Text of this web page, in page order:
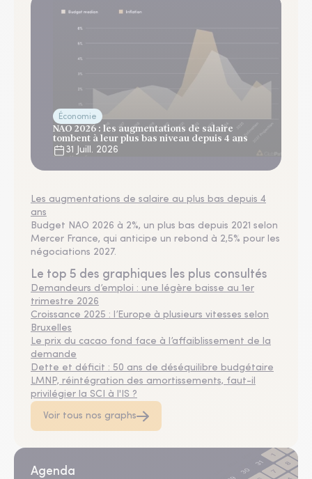
Économie
NAO 2026 : les augmentations de salaire
tombent à leur plus bas niveau depuis 4 ans
31 Juill. 2026
Les augmentations de salaire au plus bas depuis 4
ans
Budget NAO 2026 à 2%, un plus bas depuis 2021 selon
Mercer France, qui anticipe un rebond à 2,5% pour les
négociations 2027.
Le top 5 des graphiques les plus consultés
Demandeurs d’emploi : une légère baisse au 1er
trimestre 2026
Croissance 2025 : l’Europe à plusieurs vitesses selon
Bruxelles
Le prix du cacao fond face à l’affaiblissement de la
demande
Dette et déficit : 50 ans de déséquilibre budgétaire
LMNP, réintégration des amortissements, faut-il
privilégier la SCI à l'IS ?
Voir tous nos graphs
Agenda